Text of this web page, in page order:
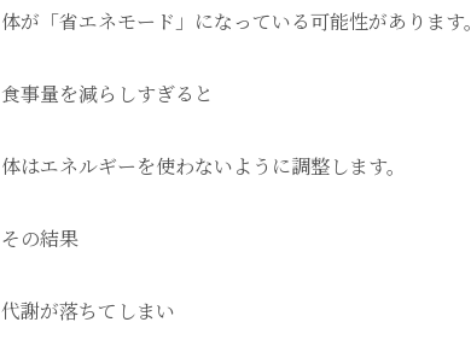
体が「省エネモード」になっている可能性があります。
食事量を減らしすぎると
体はエネルギーを使わないように調整します。
その結果
代謝が落ちてしまい